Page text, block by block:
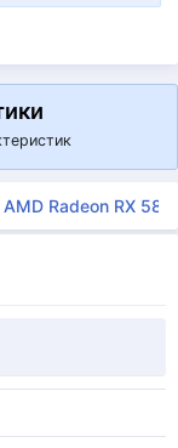
AMD Radeon RX 580